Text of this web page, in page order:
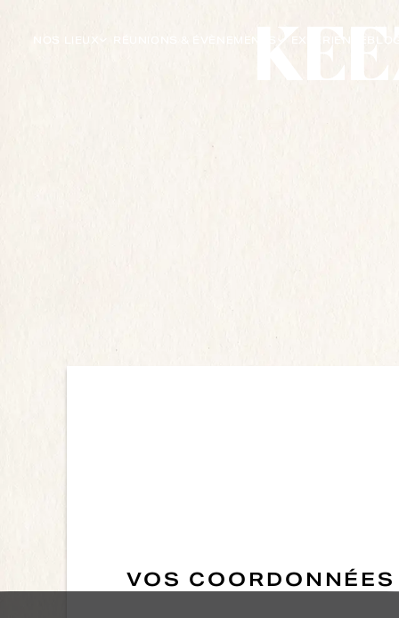
NOS LIEUX RÉUNIONS & ÉVÈNEMENTS EXPÉRIENCE
VOS COORDONNÉES